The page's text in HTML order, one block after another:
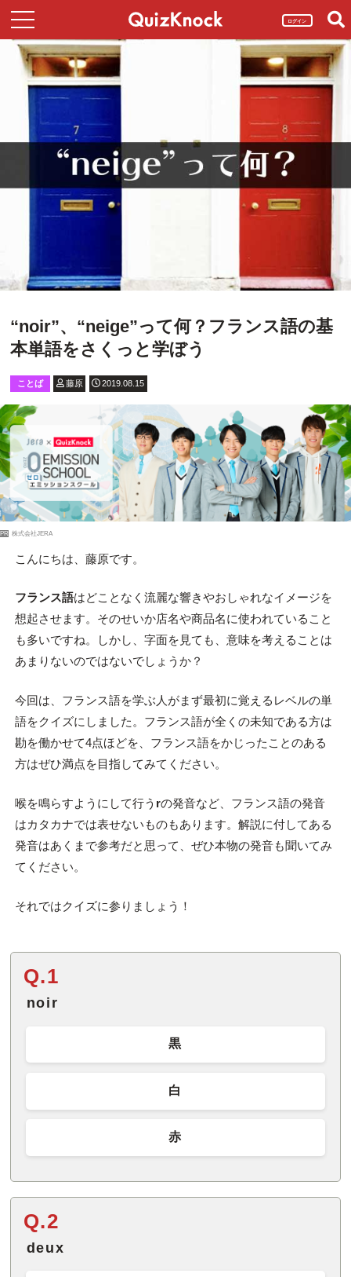
ログイン
“noir”、“neige”って何？フランス語の基
本単語をさくっと学ぼう
ことば 藤原 2019.08.15
PR 株式会社JERA
こんにちは、藤原です。
フランス語はどことなく流麗な響きやおしゃれなイメージを
想起させます。そのせいか店名や商品名に使われていること
も多いですね。しかし、字面を見ても、意味を考えることは
あまりないのではないでしょうか？
今回は、フランス語を学ぶ人がまず最初に覚えるレベルの単
語をクイズにしました。フランス語が全くの未知である方は
勘を働かせて4点ほどを、フランス語をかじったことのある
方はぜひ満点を目指してみてください。
喉を鳴らすようにして行う rの発音など、フランス語の発音
はカタカナでは表せないものもあります。解説に付してある
発音はあくまで参考だと思って、ぜひ本物の発音も聞いてみ
てください。
それではクイズに参りましょう！
Q.1
noir
黒
白
赤
Q.2
deux